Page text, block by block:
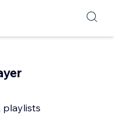
playlists